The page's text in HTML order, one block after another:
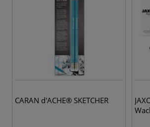
CARAN d'ACHE® SKETCHER